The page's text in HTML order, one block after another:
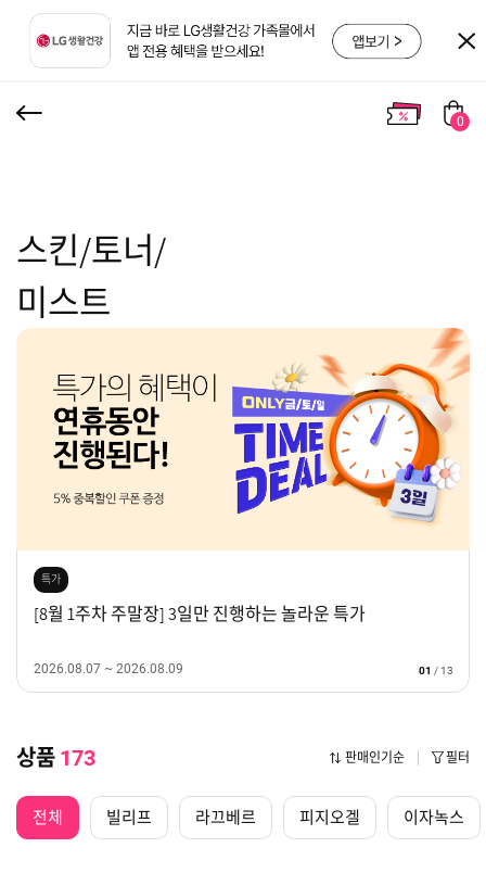
0
스킨/토너/
미스트
특가
[8월 1주차 주말장] 3일만 진행하는 놀라운 특가
2026.08.07 ~ 2026.08.09 01 /13
상품 173 판매인기순 필터
전체 빌리프 라끄베르 피지오겔 이자녹스